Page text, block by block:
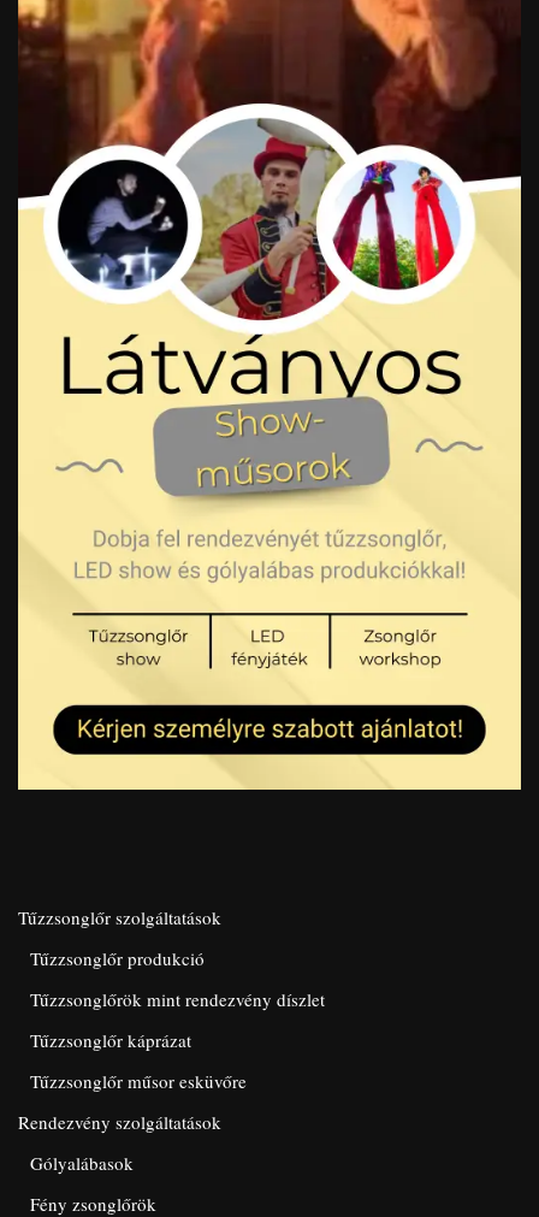
Tűzzsonglőr szolgáltatások
Tűzzsonglőr produkció
Tűzzsonglőrök mint rendezvény díszlet
Tűzzsonglőr káprázat
Tűzzsonglőr műsor esküvőre
Rendezvény szolgáltatások
Gólyalábasok
Fény zsonglőrök